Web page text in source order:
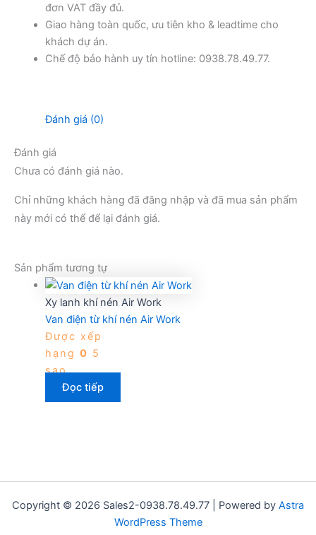
đơn VAT đầy đủ.
Giao hàng toàn quốc, ưu tiên kho & leadtime cho
khách dự án.
Chế độ bảo hành uy tín hotline: 0938.78.49.77.
Đánh giá (0)
Đánh giá
Chưa có đánh giá nào.
Chỉ những khách hàng đã đăng nhập và đã mua sản phẩm
này mới có thể để lại đánh giá.
Sản phẩm tương tự
Xy lanh khí nén Air Work
Van điện từ khí nén Air Work
Được xếp
hạng 0 5
sao
Đọc tiếp
Copyright © 2026 Sales2-0938.78.49.77 | Powered by Astra
WordPress Theme